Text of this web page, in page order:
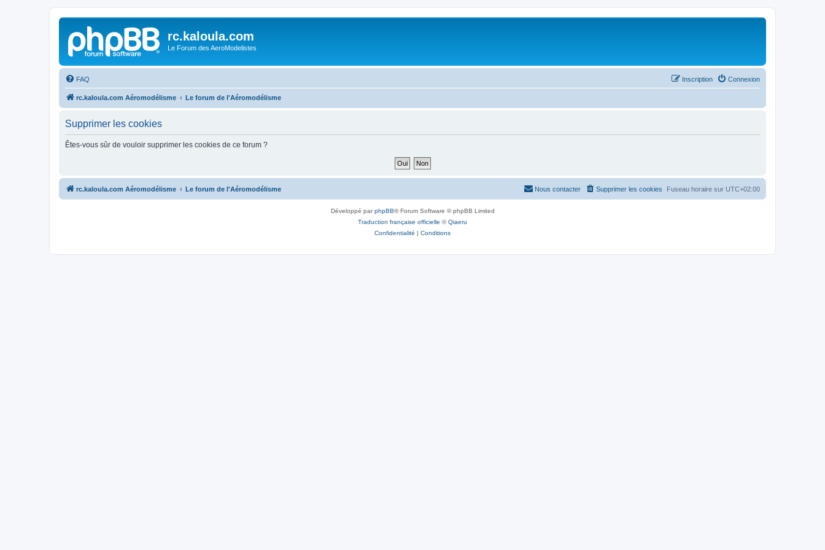
rc.kaloula.com
Le Forum des AeroModelistes
FAQ Connexion
Inscription
rc.kaloula.com Aéromodélisme Le forum de l'Aéromodélisme
Supprimer les cookies
Êtes-vous sûr de vouloir supprimer les cookies de ce forum ?
rc.kaloula.com Aéromodélisme Le forum de l'Aéromodélisme Fuseau horaire sur UTC+02:00
Supprimer les cookies
Nous contacter
Développé parphpBB® Forum Software © phpBB Limited
Traduction française officielle ©Qiaeru
Confidentialité | Conditions